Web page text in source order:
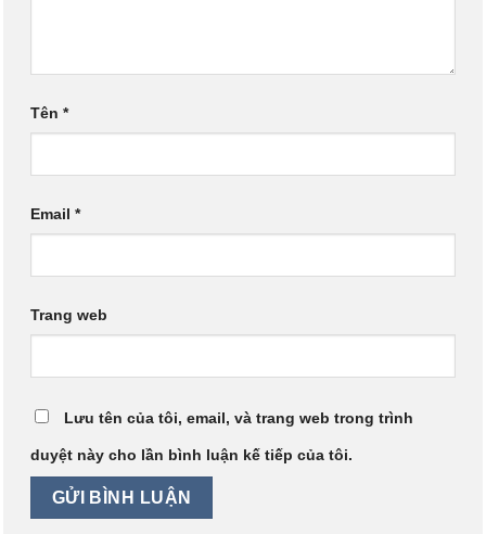
Tên *
Email *
Trang web
Lưu tên của tôi, email, và trang web trong trình
duyệt này cho lần bình luận kế tiếp của tôi.